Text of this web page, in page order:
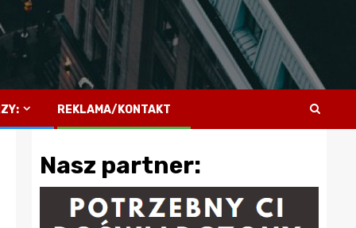
REKLAMA/KONTAKT
Nasz partner: